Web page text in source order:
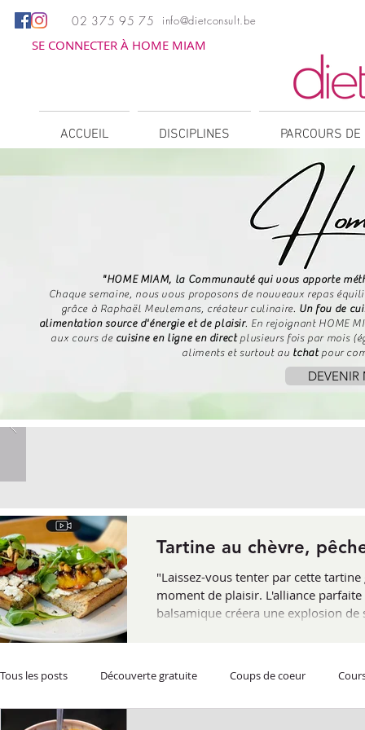
02 375 95 75 info@dietconsult.be
SE CONNECTER À HOME MIAM
ACCUEIL DISCIPLINES PARCOURS
"HOME MIAM, la Communauté qui vous apporte
Chaque semaine, nous vous proposons de nouveaux repas
grâce à Raphaël Meulemans, créateur culinaire. Un fou de
alimentation source d'énergie et de plaisir. En rejoignant HOME
aux cours de cuisine en ligne en direct plusieurs fois par mois
aliments et surtout au tchatpour
DEVENIR
Tartine au chèvre,
"Laissez-vous tenter par cette
moment de plaisir. L'alliance
balsamique créera une explosion
Tous les posts Découverte gratuite Coups de coeur